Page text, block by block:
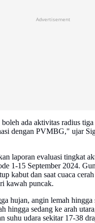
Advertisement
ada aktivitas radius
dengan PVMBG," ujar
laporan evaluasi tingkat
1-15 September 2024.
kabut dan saat cuaca
kawah puncak.
hujan, angin lemah hingga
hingga sedang ke arah
suhu udara sekitar 17-38